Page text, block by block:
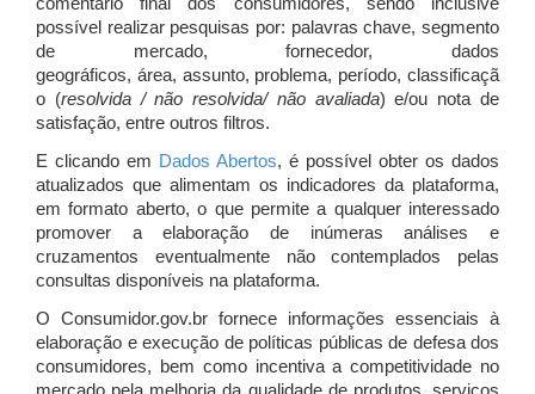
comentário final dos consumidores, sendo inclusive
possível realizar pesquisas por: palavras chave, segmento
de mercado, fornecedor, dados
geográficos, área, assunto, problema, período, classificaçã
o (resolvida / não resolvida/ não avaliada) e/ou nota de
satisfação, entre outros filtros.
E clicando em Dados Abertos, é possível obter os dados
atualizados que alimentam os indicadores da plataforma,
em formato aberto, o que permite a qualquer interessado
promover a elaboração de inúmeras análises e
cruzamentos eventualmente não contemplados pelas
consultas disponíveis na plataforma.
O Consumidor.gov.br fornece informações essenciais à
elaboração e execução de políticas públicas de defesa dos
consumidores, bem como incentiva a competitividade no